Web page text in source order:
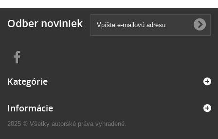
Odber noviniek
Kategórie
Informácie
2025 © Všetky autorské práva vyhradené.